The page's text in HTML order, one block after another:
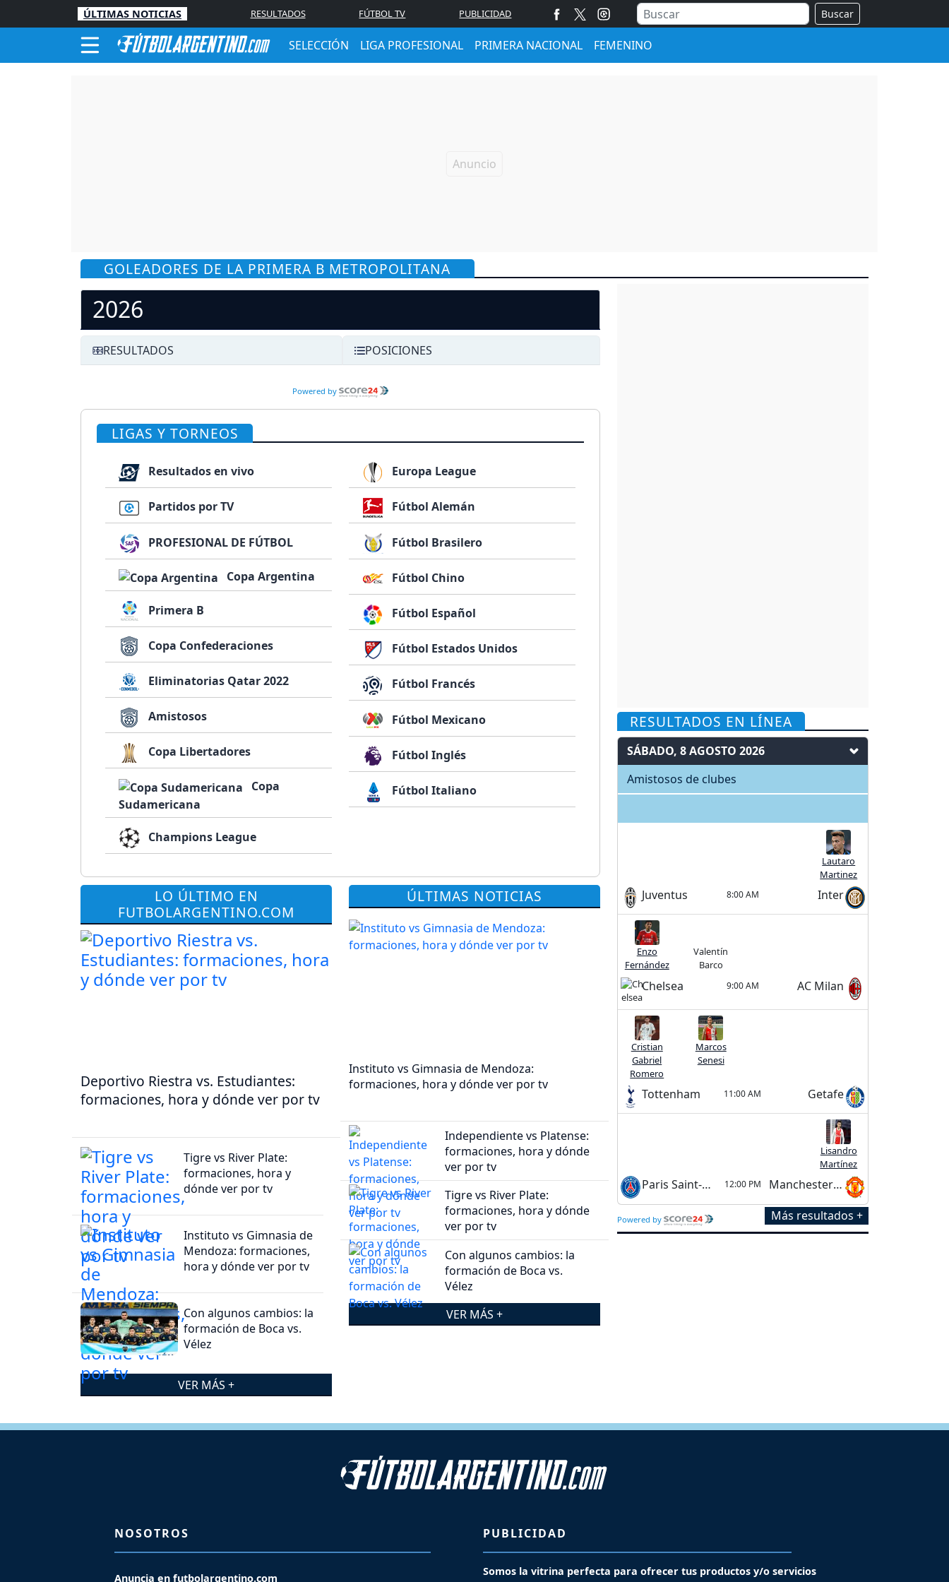
ÚLTIMAS NOTICIAS RESULTADOS FÚTBOL TV PUBLICIDAD Buscar
SELECCIÓN LIGA PROFESIONAL PRIMERA NACIONAL FEMENINO
GOLEADORES DE LA PRIMERA B METROPOLITANA
2026
RESULTADOS POSICIONES
Powered by
LIGAS Y TORNEOS
Resultados en vivo
Partidos por TV
PROFESIONAL DE FÚTBOL
Copa Argentina
Primera B
Copa Confederaciones
Eliminatorias Qatar 2022
Amistosos
Copa Libertadores
Copa
Sudamericana
Champions League
Europa League
Fútbol Alemán
Fútbol Brasilero
Fútbol Chino
Fútbol Español
Fútbol Estados Unidos
Fútbol Francés
Fútbol Mexicano
Fútbol Inglés
Fútbol Italiano
LO ÚLTIMO EN
FUTBOLARGENTINO.COM
Deportivo Riestra vs. Estudiantes:
formaciones, hora y dónde ver por tv
Tigre vs River Plate:
formaciones, hora y
dónde ver por tv
Instituto vs Gimnasia de
Mendoza: formaciones,
hora y dónde ver por tv
Con algunos cambios: la
formación de Boca vs.
Vélez
VER MÁS +
ÚLTIMAS NOTICIAS
Instituto vs Gimnasia de Mendoza:
formaciones, hora y dónde ver por tv
Independiente vs Platense:
formaciones, hora y dónde
ver por tv
Tigre vs River Plate:
formaciones, hora y dónde
ver por tv
Con algunos cambios: la
formación de Boca vs.
Vélez
VER MÁS +
RESULTADOS EN LÍNEA
SÁBADO, 8 AGOSTO 2026
Amistosos de clubes
Lautaro
Martinez
Juventus 8:00 AM Inter
Enzo
Fernández
Valentín
Barco
Chelsea 9:00 AM AC Milan
Cristian
Gabriel
Romero
Marcos
Senesi
Tottenham 11:00 AM Getafe
Lisandro
Martínez
Paris Saint-Germain 12:00 PM Manchester United
Powered by Más resultados +
NOSOTROS
Anuncia en futbolargentino.com
PUBLICIDAD
Somos la vitrina perfecta para ofrecer tus productos y/o servicios